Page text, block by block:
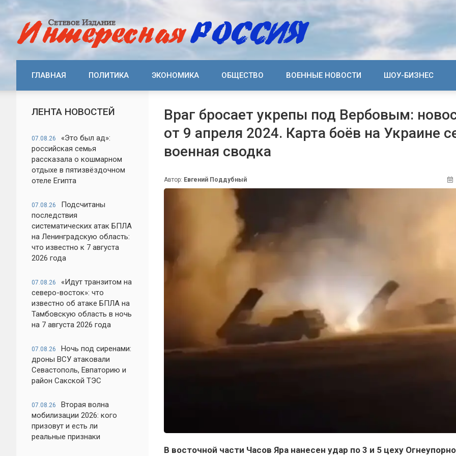
ГЛАВНАЯ ПОЛИТИКА ЭКОНОМИКА ОБЩЕСТВО ВОЕННЫЕ НОВОСТИ ШОУ-БИЗНЕС
ЛЕНТА НОВОСТЕЙ
07.08.26
«Это был ад»:
российская семья
рассказала о кошмарном
отдыхе в пятизвёздочном
отеле Египта
07.08.26
Подсчитаны
последствия
систематических атак БПЛА
на Ленинградскую область:
что известно к 7 августа
2026 года
07.08.26
«Идут транзитом на
северо-восток»: что
известно об атаке БПЛА на
Тамбовскую область в ночь
на 7 августа 2026 года
07.08.26
Ночь под сиренами:
дроны ВСУ атаковали
Севастополь, Евпаторию и
район Сакской ТЭС
07.08.26
Вторая волна
мобилизации 2026: кого
призовут и есть ли
реальные признаки
Враг бросает укрепы под Вербовым:
от 9 апреля 2024. Карта боёв на Украине
военная сводка
Автор: Евгений Поддубный
В восточной части Часов Яра нанесен удар по 3 и 5 цеху